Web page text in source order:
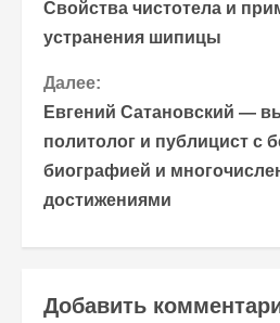
р
о
д
о
л
ж
и
Свойства чистотела и
устранения шипицы
Далее:
Евгений Сатановский —
политолог и публицист с
биографией и
достижениями
Добавить